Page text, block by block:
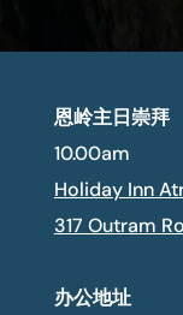
恩岭主日崇拜
10.00am
Holiday Inn
317 Outram
办公地址